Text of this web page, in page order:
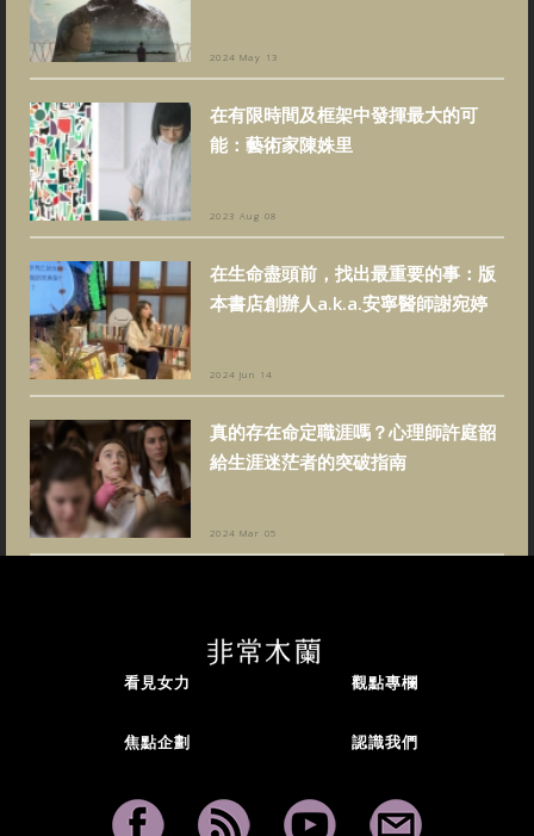
2024 May 13
在有限時間及框架中發揮最大的可
能：藝術家陳姝里
2023 Aug 08
在生命盡頭前，找出最重要的事：版
本書店創辦人a.k.a.安寧醫師謝宛婷
2024 Jun 14
真的存在命定職涯嗎？心理師許庭韶
給生涯迷茫者的突破指南
2024 Mar 05
看見女力 觀點專欄
焦點企劃 認識我們